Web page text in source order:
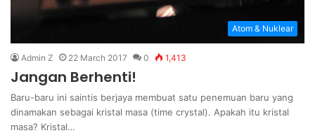
Atom & Nuklear
Admin Z 22 March 2017 0 1,413
Jangan Berhenti!
Baru-baru ini saintis berjaya membuat satu penemuan baru yang
dinamakan sebagai kristal masa (time crystal). Apakah itu kristal
masa? Kristal…